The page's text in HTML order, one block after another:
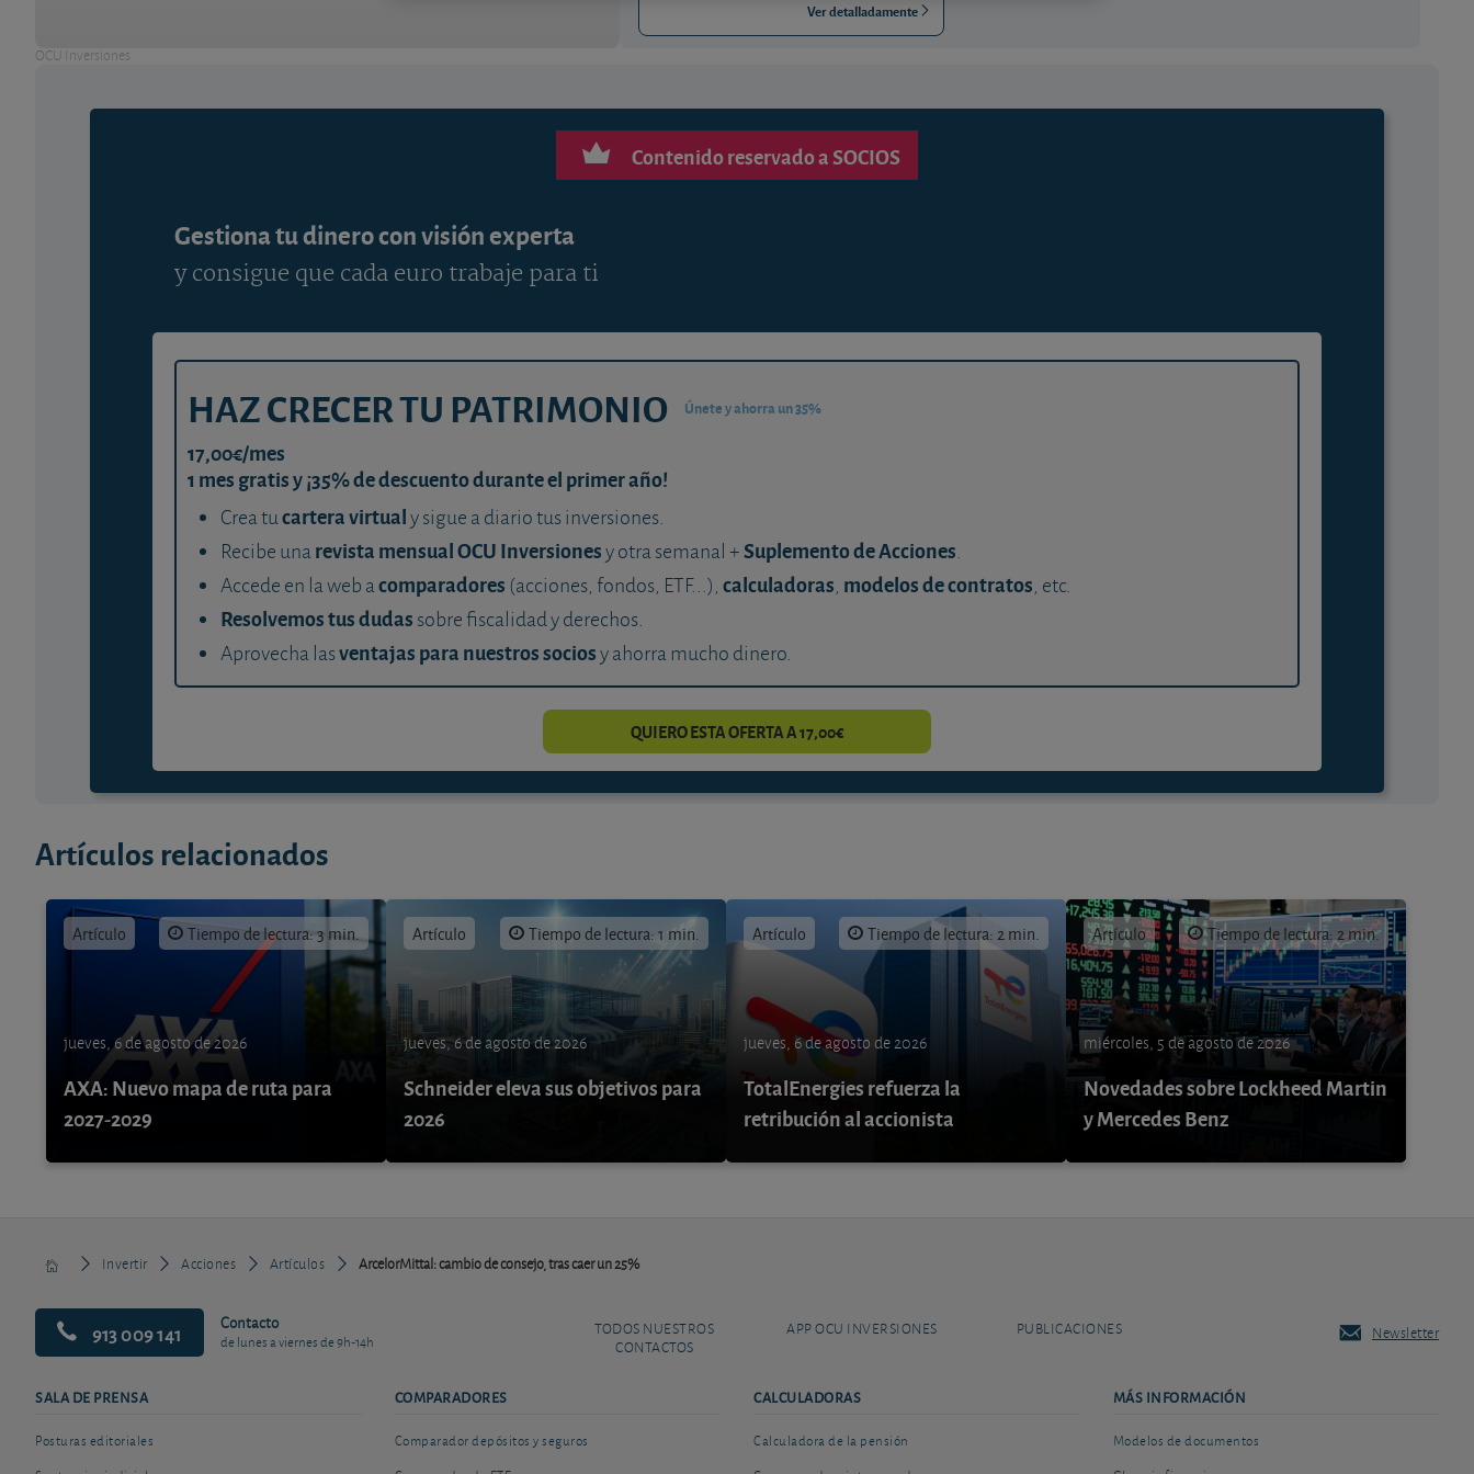
OCU Inversiones
Ver detalladamente
Contenido reservado a SOCIOS
Gestiona tu dinero con visión experta
y consigue que cada euro trabaje para ti
HAZ CRECER TU PATRIMONIO Únete y ahorra un 35%
17,00€/mes
1 mes gratis y ¡35% de descuento durante el primer año!
Crea tucartera virtualy sigue a diario tus inversiones.
Recibe unarevista mensual OCU Inversionesy otra semanal +Suplemento de Acciones.
Accede en la web acomparadores (acciones, fondos, ETF...), calculadoras, modelos de contratos, etc.
Resolvemos tus dudas sobre fiscalidad y derechos.
Aprovecha lasventajas para nuestros sociosy ahorra mucho dinero.
QUIERO ESTA OFERTA A 17,00€
Artículos relacionados
Artículo Tiempo de lectura: 3 min.
jueves, 6 de agosto de 2026
AXA: Nuevo mapa de ruta para
2027-2029
Artículo Tiempo de lectura: 1 min.
jueves, 6 de agosto de 2026
Schneider eleva sus objetivos para
2026
Artículo Tiempo de lectura: 2 min.
jueves, 6 de agosto de 2026
TotalEnergies refuerza la
retribución al accionista
Artículo Tiempo de lectura: 2 min.
miércoles, 5 de agosto de 2026
Novedades sobre Lockheed Martin
y Mercedes Benz
Invertir Acciones Artículos ArcelorMittal: cambio de consejo, tras caer un 25%
913 009 141 Contacto
de lunes a viernes de 9h-14h
TODOS NUESTROS
CONTACTOS
APP OCU INVERSIONES PUBLICACIONES Newsletter
SALA DE PRENSA
Posturas editoriales
COMPARADORES
Comparador depósitos y seguros
CALCULADORAS
Calculadora de la pensión
MÁS INFORMACIÓN
Modelos de documentos